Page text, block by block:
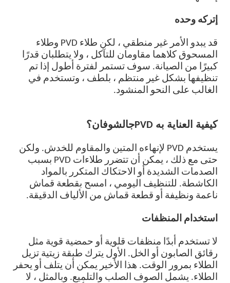
إتركه وحده
قد يبدو الأمر غير منطقي ، لكن طلاء PVD وطلاء
المسحوق كلاهما مقاومان للتآكل ، ولا يتطلبان قدرًا
كبيرًا من الصيانة. سوف تستمر لفترة أطول إذا تم
تنظيفها بشكل غير منتظم ، بلطف ، وتستخدم في
الغالب على النحو المنشود.
كيفية العناية به PVDجالشوفان؟
يستخدم PVD لإنهاءه المتين والمقاوم للخدش. ولكن
حتى مع ذلك ، يمكن أن تتضرر طلاءات PVD بسبب
الصدمات الشديدة أو الاحتكاك المتكرر بالمواد
الكاشطة. للتنظيف اليومي ، امسح بقطعة قماش
ناعمة ونظيفة أو قطعة قماش من الألياف الدقيقة.
استخدام المنظفات
لا تستخدم أبدًا منظفات قلوية أو حمضية قوية مثل
رقائق الصابون أو الخل. الأول يترك طبقة زيتية تزيل
الطلاء بمرور الوقت. هذا الأخير يمكن أن يتلف أو يحفر
الطلاء. يشمل الصوف الصلب والتلميع. وبالمثل ، لا